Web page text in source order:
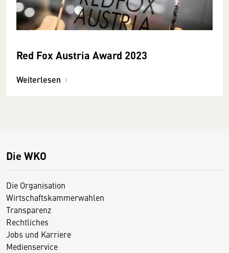
Red Fox Austria Award 2023
Weiterlesen
Die WKO
Die Organisation
Wirtschaftskammerwahlen
Transparenz
Rechtliches
Jobs und Karriere
Medienservice